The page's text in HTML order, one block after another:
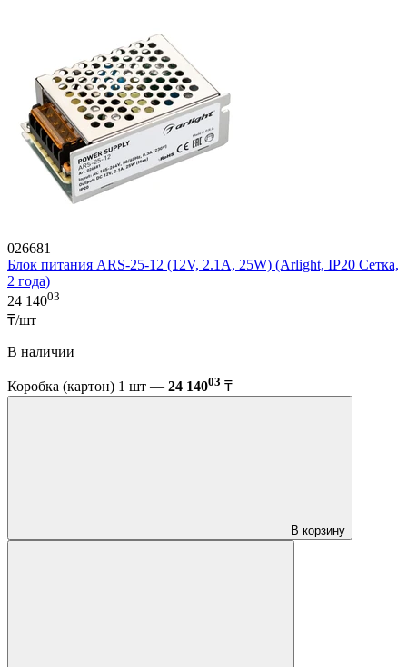
026681
Блок питания ARS-25-12 (12V, 2.1A, 25W) (Arlight, IP20 Сетка,
2 года)
24 14003
₸/шт
В наличии
Коробка (картон) 1 шт — 24 14003 ₸
В корзину